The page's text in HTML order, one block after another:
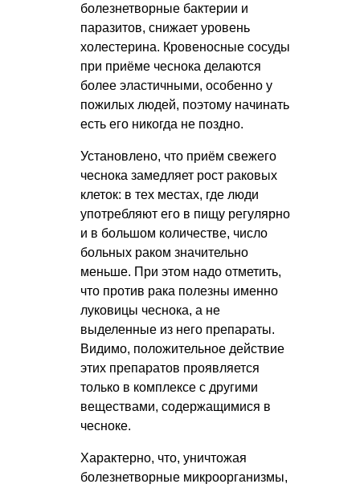
болезнетворные бактерии и
паразитов, снижает уровень
холестерина. Кровеносные сосуды
при приёме чеснока делаются
более эластичными, особенно у
пожилых людей, поэтому начинать
есть его никогда не поздно.
Установлено, что приём свежего
чеснока замедляет рост раковых
клеток: в тех местах, где люди
употребляют его в пищу регулярно
и в большом количестве, число
больных раком значительно
меньше. При этом надо отметить,
что против рака полезны именно
луковицы чеснока, а не
выделенные из него препараты.
Видимо, положительное действие
этих препаратов проявляется
только в комплексе с другими
веществами, содержащимися в
чесноке.
Характерно, что, уничтожая
болезнетворные микроорганизмы,